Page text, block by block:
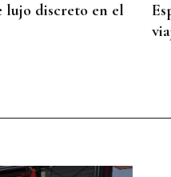
lujo discreto en el